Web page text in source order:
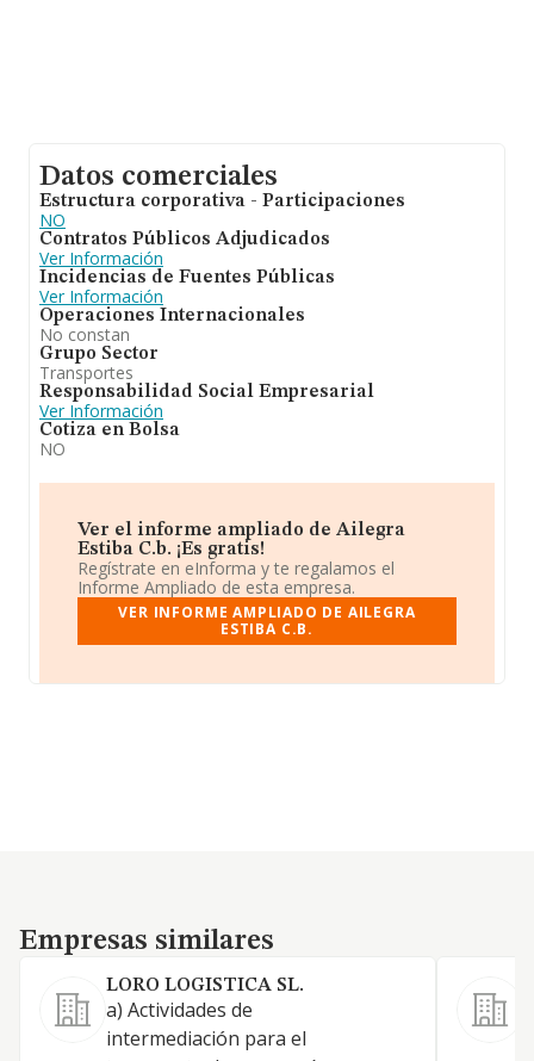
Datos comerciales
Estructura corporativa - Participaciones
NO
Contratos Públicos Adjudicados
Ver Información
Incidencias de Fuentes Públicas
Ver Información
Operaciones Internacionales
No constan
Grupo Sector
Transportes
Responsabilidad Social Empresarial
Ver Información
Cotiza en Bolsa
NO
Ver el informe ampliado de Ailegra
Estiba C.b. ¡Es gratis!
Regístrate en eInforma y te regalamos el
Informe Ampliado de esta empresa.
VER INFORME AMPLIADO DE AILEGRA
ESTIBA C.B.
Empresas similares
Empresas similares
LORO LOGISTICA SL.
a) Actividades de
intermediación para el